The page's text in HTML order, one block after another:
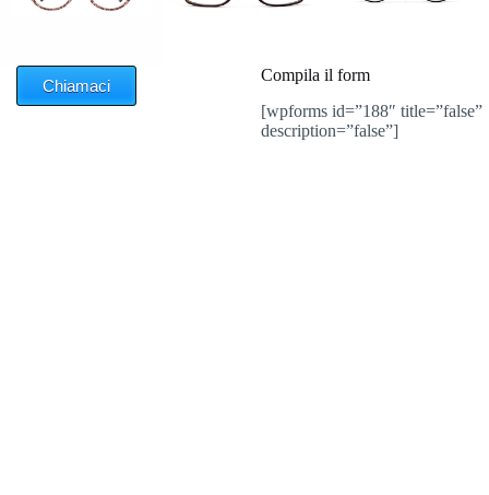
Chiamaci
Compila il form
[wpforms id=”188″ title=”false”
description=”false”]